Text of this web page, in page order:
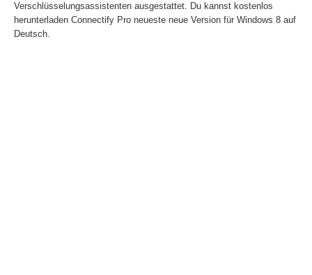
Verschlüsselungsassistenten ausgestattet. Du kannst kostenlos
herunterladen Connectify Pro neueste neue Version für Windows 8 auf
Deutsch.